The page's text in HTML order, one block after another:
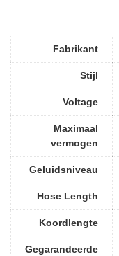
Fabrikant
Stijl
Voltage
Maximaal
vermogen
Geluidsniveau
Hose Length
Koordlengte
Gegarandeerde